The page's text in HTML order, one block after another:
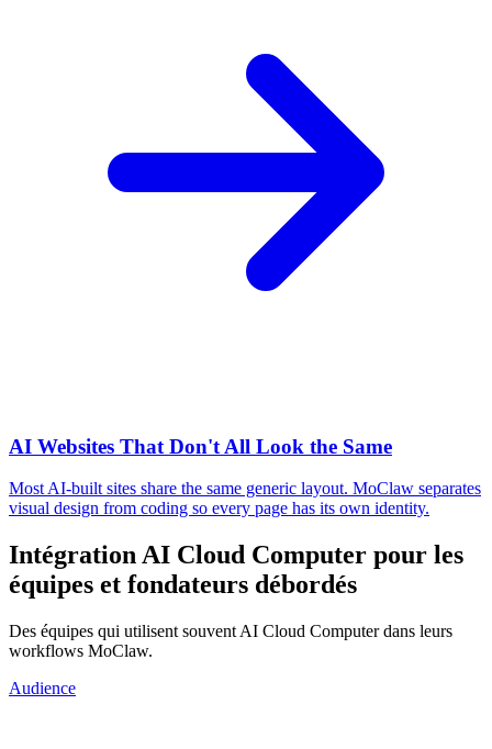
AI Websites That Don't All Look the Same
Most AI-built sites share the same generic layout. MoClaw separates
visual design from coding so every page has its own identity.
Intégration AI Cloud Computer pour les
équipes et fondateurs débordés
Des équipes qui utilisent souvent AI Cloud Computer dans leurs
workflows MoClaw.
Audience